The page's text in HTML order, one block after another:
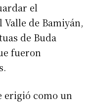
el
de Bamiyán,
de Buda
fueron
erigió como un